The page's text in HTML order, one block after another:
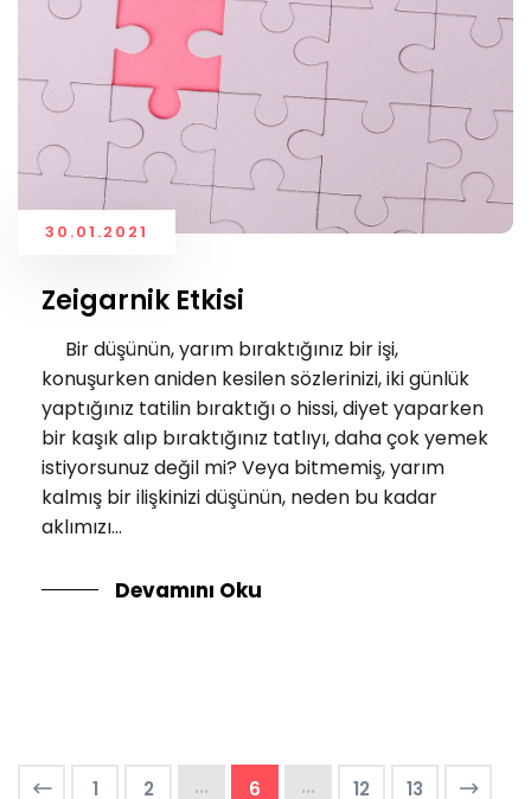
30.01.2021
Zeigarnik Etkisi
Bir düşünün, yarım bıraktığınız bir işi,
konuşurken aniden kesilen sözlerinizi, iki günlük
yaptığınız tatilin bıraktığı o hissi, diyet yaparken
bir kaşık alıp bıraktığınız tatlıyı, daha çok yemek
istiyorsunuz değil mi? Veya bitmemiş, yarım
kalmış bir ilişkinizi düşünün, neden bu kadar
aklımızı...
Devamını Oku
1 2 ... 6 ... 12 13